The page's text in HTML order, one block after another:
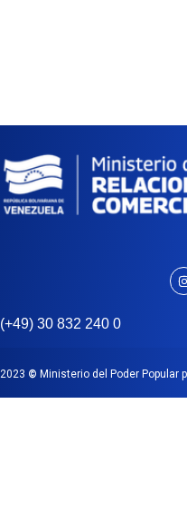
(+49) 30 832 240 0
2023 © Ministerio del Poder Popular